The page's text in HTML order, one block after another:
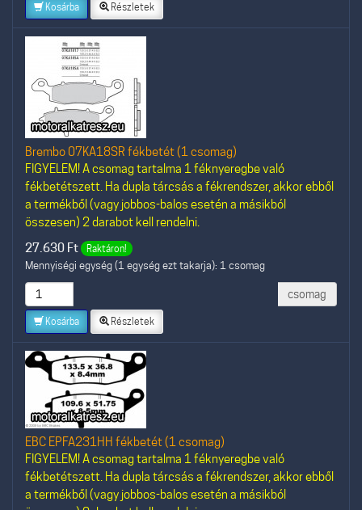
Kosárba Részletek
Brembo 07KA18SR fékbetét (1 csomag)
FIGYELEM! A csomag tartalma 1 féknyeregbe való
fékbetétszett. Ha dupla tárcsás a fékrendszer, akkor ebből
a termékből (vagy jobbos-balos esetén a másikból
összesen) 2 darabot kell rendelni.
27.630 Ft Raktáron!
Mennyiségi egység (1 egység ezt takarja): 1 csomag
csomag
Kosárba Részletek
EBC EPFA231HH fékbetét (1 csomag)
FIGYELEM! A csomag tartalma 1 féknyeregbe való
fékbetétszett. Ha dupla tárcsás a fékrendszer, akkor ebből
a termékből (vagy jobbos-balos esetén a másikból